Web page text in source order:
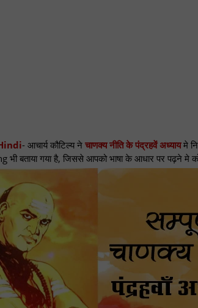
- आचार्य कौटिल्य ने चाणक्य नीति के पंद्रहवें अध्यायमे
बताया गया है, जिससे आपको भाषा के आधार पर पढ़ने मे